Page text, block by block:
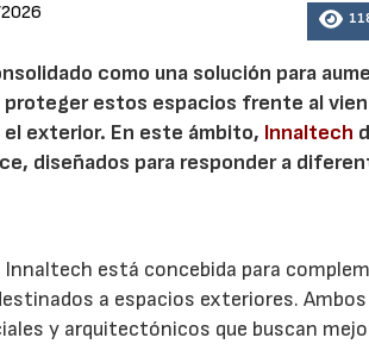
como una solución para
estos espacios frente al
el exterior. En este ámbito, Innaltech
diseñados para responder a
está concebida para
a espacios exteriores.
y arquitectónicos que buscan